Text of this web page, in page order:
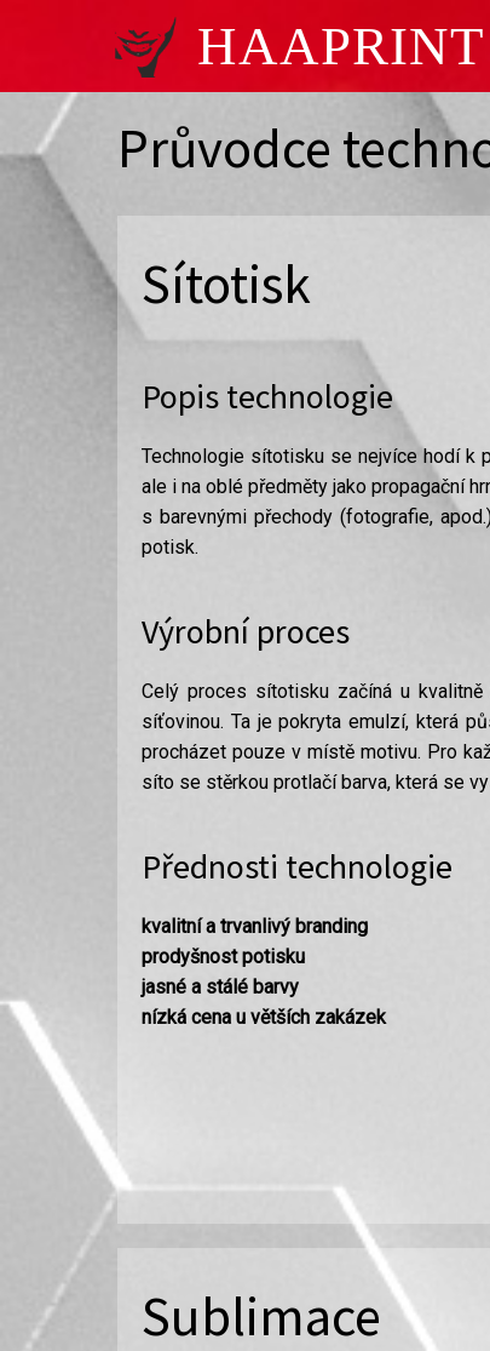
HAAPRINT
Průvodce
Sítotisk
Popis technologie
Technologie sítotisku se nejvíce hodí k
ale i na oblé předměty jako propagační
s barevnými přechody (fotografie,
potisk.
Výrobní proces
Celý proces sítotisku začíná u
síťovinou. Ta je pokryta emulzí, která
procházet pouze v místě motivu. Pro
síto se stěrkou protlačí barva, která se
Přednosti technologie
kvalitní a trvanlivý branding
prodyšnost potisku
jasné a stálé barvy
nízká cena u větších zakázek
Sublimace